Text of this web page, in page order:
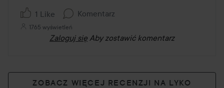
1 Like Komentarz
1765 wyświetleń
Zaloguj się Aby zostawić komentarz
ZOBACZ WIĘCEJ RECENZJI NA LYKO